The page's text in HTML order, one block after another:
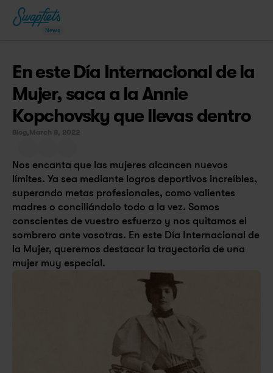
News
En este Día Internacional de la
Mujer, saca a la Annie
Kopchovsky que llevas dentro
Blog, March 8, 2022
Nos encanta que las mujeres alcancen nuevos
límites. Ya sea mediante logros deportivos increíbles,
superando metas profesionales, como valientes
madres o conciliándolo todo a la vez. Somos
conscientes de vuestro esfuerzo y nos quitamos el
sombrero ante vosotras. En este Día Internacional de
la Mujer, queremos destacar la trayectoria de una
mujer muy especial.